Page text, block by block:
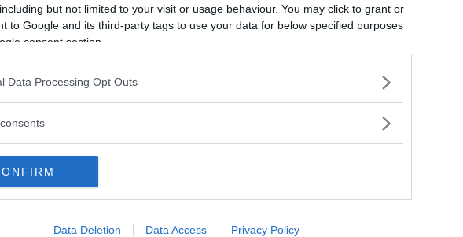
but not limited to your visit or usage behaviour. You may click to grant or
to Google and its third-party tags to use your data for below specified purposes
consent section.
Data Processing Opt Outs
Data Deletion Data Access Privacy Policy
dentifricio sbiancante mi ha sorpreso per la schiuma ricca e la
a leggere
più senza»
dentifricio, rende dopo qualche utilizzo i denti più bianchi e puliti.
Utile (0